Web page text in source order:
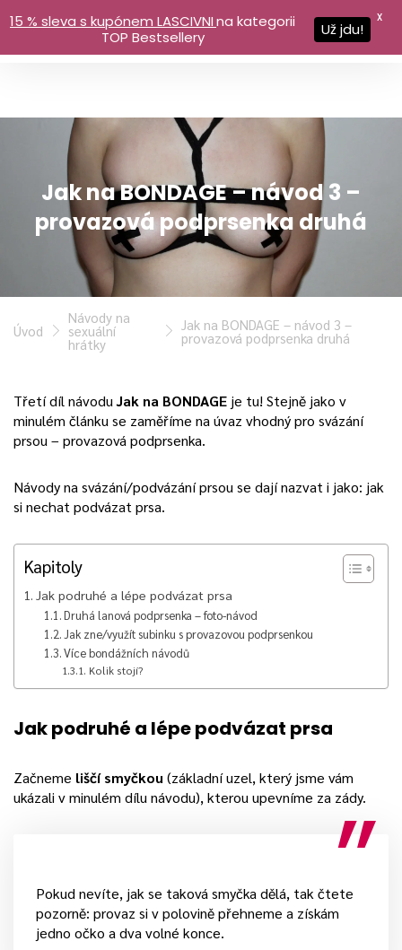
Jak na BONDAGE – návod 3 –
provazová podprsenka druhá
Úvod
Návody na
sexuální
hrátky
Jak na BONDAGE – návod 3 –
provazová podprsenka druhá
Třetí díl návoduJak na BONDAGE je tu! Stejně jako v
minulém článku se zaměříme na úvaz vhodný pro svázání
prsou – provazová podprsenka.
Návody na svázání/podvázání prsou se dají nazvat i jako: jak
si nechat podvázat prsa.
Kapitoly
Jak podruhé a lépe podvázat prsa
Druhá lanová podprsenka – foto-návod
Jak zne/využít subinku s provazovou podprsenkou
Více bondážních návodů
Kolik stojí?
Jak podruhé a lépe podvázat prsa
Začneme liščí smyčkou (základní uzel, který jsme vám
ukázali v minulém dílu návodu), kterou upevníme za zády.
Pokud nevíte, jak se taková smyčka dělá, tak čtete
pozorně: provaz si v polovině přehneme a získám
jedno očko a dva volné konce.
15 % sleva s kupónem LASCIVNIna kategorii
TOP Bestsellery
Už jdu!
X